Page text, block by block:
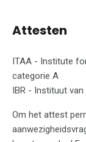
Attesten
ITAA - Institute
categorie A
IBR - Instituut
Om het attest